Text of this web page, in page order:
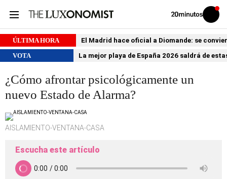
Volver
Iniciar
sesión
ÚLTIMA HORA
El Madrid hace oficial a Diomande: se
VOTA
La mejor playa de España 2026 saldrá de
¿Cómo afrontar psicológicamente un
nuevo Estado de Alarma?
AISLAMIENTO-VENTANA-CASA
Escucha este artículo